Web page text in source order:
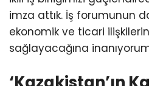
imza attık. İş forumunun
ekonomik ve ticari
sağlayacağına